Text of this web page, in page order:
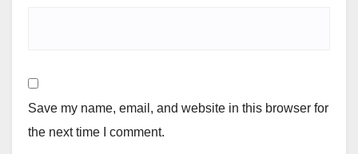
Save my name, email, and website in this browser for
the next time I comment.